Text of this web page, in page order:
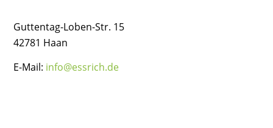
Guttentag-Loben-Str. 15
42781 Haan
E-Mail: info@essrich.de